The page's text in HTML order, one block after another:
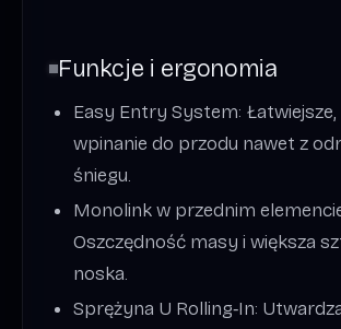
Funkcje i ergonomia
Easy Entry System: Łatwiejsze,
wpinanie do przodu nawet z
śniegu.
Monolink w przednim
Oszczędność masy i większa
noska.
Sprężyna U Rolling‑In: